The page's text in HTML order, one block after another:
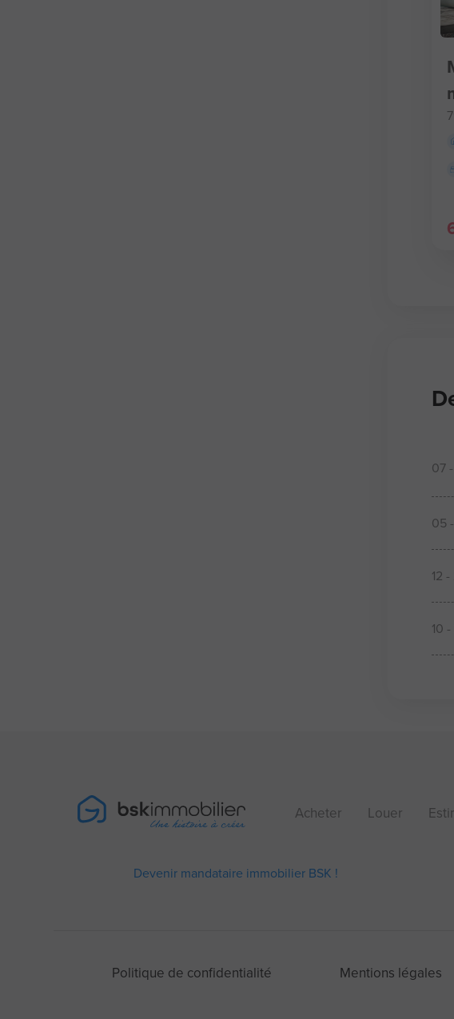
07
05
12
10
Acheter Louer
Devenir mandataire immobilier BSK !
Politique de confidentialité Mentions légales